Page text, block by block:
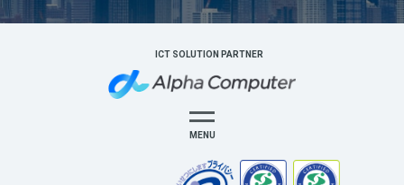
ICT SOLUTION PARTNER
MENU